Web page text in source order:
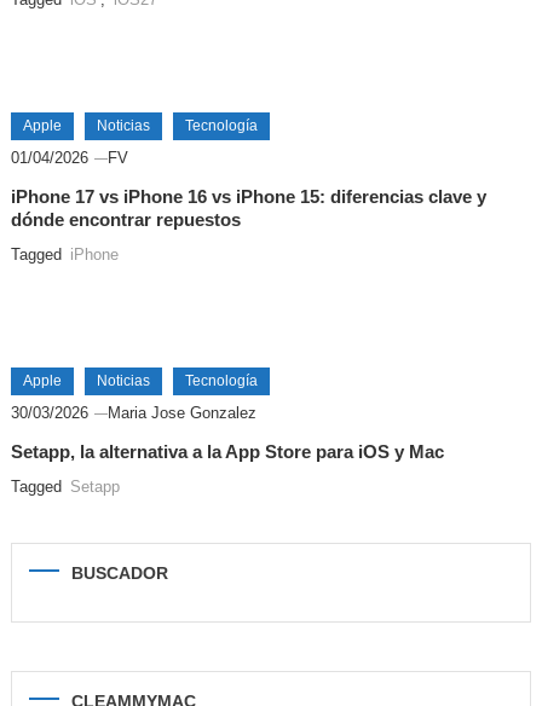
Apple Noticias Tecnología
01/04/2026 FV
iPhone 17 vs iPhone 16 vs iPhone 15: diferencias clave y
dónde encontrar repuestos
Tagged iPhone
Apple Noticias Tecnología
30/03/2026 Maria Jose Gonzalez
Setapp, la alternativa a la App Store para iOS y Mac
Tagged Setapp
BUSCADOR
CLEAMMYMAC